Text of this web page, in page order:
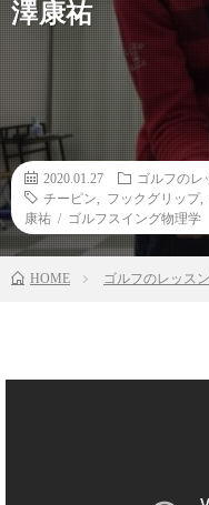
澤康祐
2020.01.27
ゴルフのレ
チーピン
フックグリップ,
康祐 / ゴルフスイング物理学
HOME ゴルフのレッス